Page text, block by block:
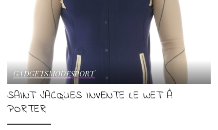
GADGETSMODESPORT
SAINT JACQUES INVENTE LE WET À
PORTER